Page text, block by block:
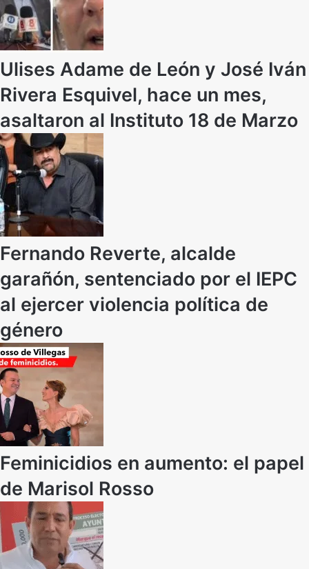
Ulises Adame de León y José Iván
Rivera Esquivel, hace un mes,
asaltaron al Instituto 18 de Marzo
Fernando Reverte, alcalde
garañón, sentenciado por el IEPC
al ejercer violencia política de
género
Feminicidios en aumento: el papel
de Marisol Rosso